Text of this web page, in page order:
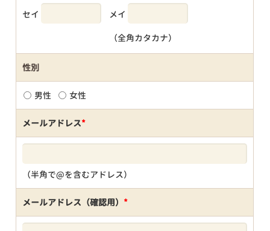
セイ メイ
（全角カタカナ）
性別
男性 女性
メールアドレス*
（半角で@を含むアドレス）
メールアドレス（確認用） *